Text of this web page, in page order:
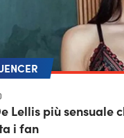
Lellis più sensuale
i fan